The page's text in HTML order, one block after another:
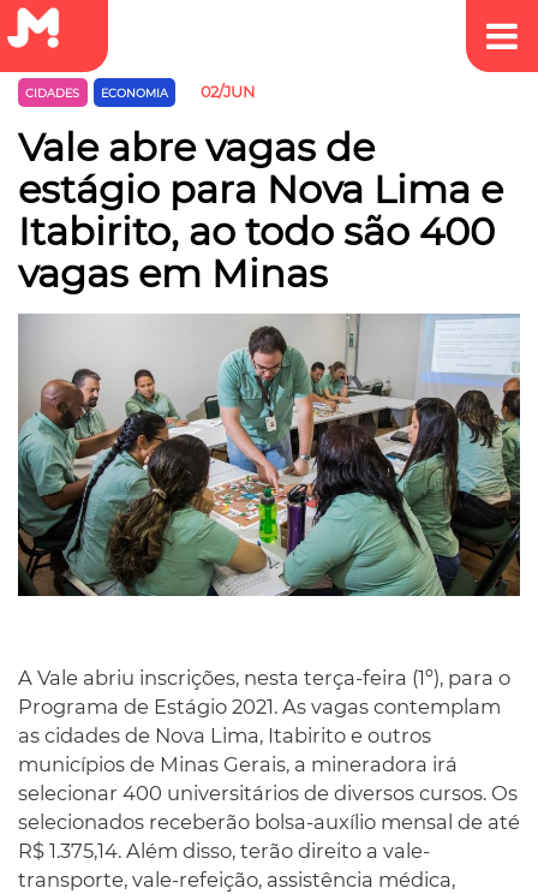
CIDADES ECONOMIA 02/JUN
Vale abre vagas de
estágio para Nova Lima e
Itabirito, ao todo são 400
vagas em Minas
A Vale abriu inscrições, nesta terça-feira (1º), para o
Programa de Estágio 2021. As vagas contemplam
as cidades de Nova Lima, Itabirito e outros
municípios de Minas Gerais, a mineradora irá
selecionar 400 universitários de diversos cursos. Os
selecionados receberão bolsa-auxílio mensal de até
R$ 1.375,14. Além disso, terão direito a vale-
transporte, vale-refeição, assistência médica,